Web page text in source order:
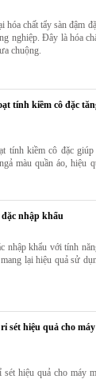
hóa chất tẩy sàn đậm
nghiệp. Đây là hóa
chuộng.
tính kiềm cô đặc
tính kiềm cô đặc giúp
màu quần áo, hiệu
nhập khẩu
nhập khẩu với tính
lại hiệu quả sử
sét hiệu quả cho
hiệu quả cho máy